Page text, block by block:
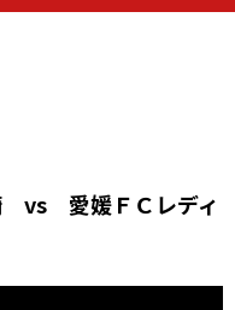
石人の星
vs 愛媛ＦＣレディ